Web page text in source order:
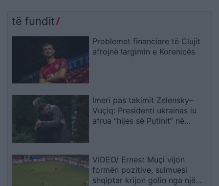
të fundit
Problemet financiare të Clujit
afrojnë largimin e Korenicës
Imeri pas takimit Zelensky–
Vuçiq: Presidenti ukrainas iu
afrua “hijes së Putinit” në
VIDEO/ Ernest Muçi vijon
formën pozitive, sulmuesi
shqiptar krijon golin nga një